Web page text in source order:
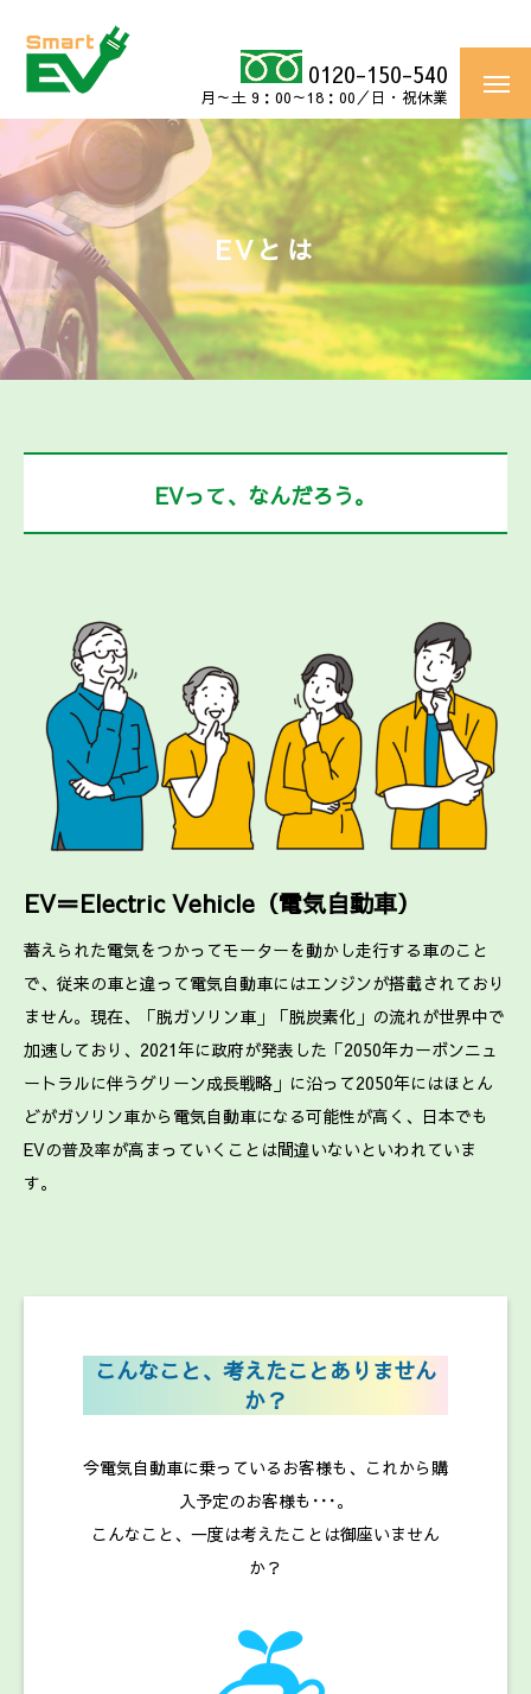
0120-150-540
月～土 9：00～18：00／日・祝休業
EVとは
EVって、なんだろう。
EV＝Electric Vehicle（電気自動車）
蓄えられた電気をつかってモーターを動かし走行する車のこと
で、従来の車と違って電気自動車にはエンジンが搭載されており
ません。現在、「脱ガソリン車」「脱炭素化」の流れが世界中で
加速しており、2021年に政府が発表した「2050年カーボンニュ
ートラルに伴うグリーン成長戦略」に沿って2050年にはほとん
どがガソリン車から電気自動車になる可能性が高く、日本でも
EVの普及率が高まっていくことは間違いないといわれていま
す。
こんなこと、考えたことありません
か？
今電気自動車に乗っているお客様も、これから購
入予定のお客様も･･･。
こんなこと、一度は考えたことは御座いません
か？